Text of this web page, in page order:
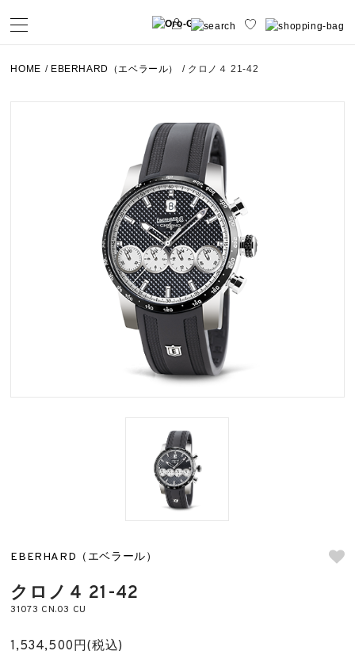
HOME / EBERHARD（エベラール） / クロノ４ 21-42
EBERHARD（エベラール）
クロノ４ 21-42
31073 CN.03 CU
1,534,500円(税込)